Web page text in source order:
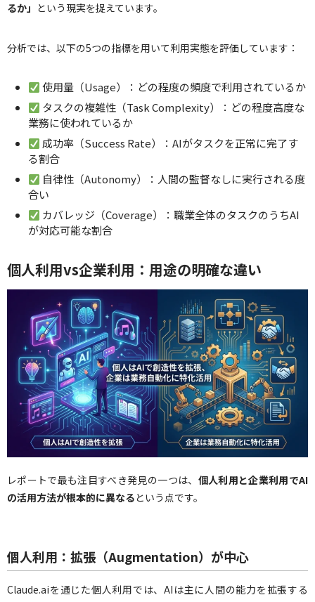
るか」 という現実を捉えています。
分析では、以下の5つの指標を用いて利用実態を評価しています：
使用量（Usage）：どの程度の頻度で利用されているか
タスクの複雑性（Task Complexity）：どの程度高度な
業務に使われているか
成功率（Success Rate）：AIがタスクを正常に完了す
る割合
自律性（Autonomy）：人間の監督なしに実行される度
合い
カバレッジ（Coverage）：職業全体のタスクのうちAI
が対応可能な割合
個人利用vs企業利用：用途の明確な違い
レポートで最も注目すべき発見の一つは、 個人利用と企業利用でAI
の活用方法が根本的に異なるという点です。
個人利用：拡張（Augmentation）が中心
Claude.aiを通じた個人利用では、AIは主に人間の能力を拡張する